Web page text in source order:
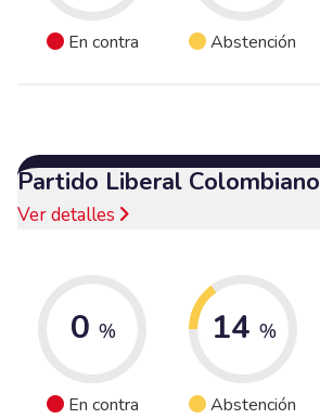
En contra Abstención
Partido Liberal Colombiano
Ver detalles
0 %
En contra
14 %
Abstención